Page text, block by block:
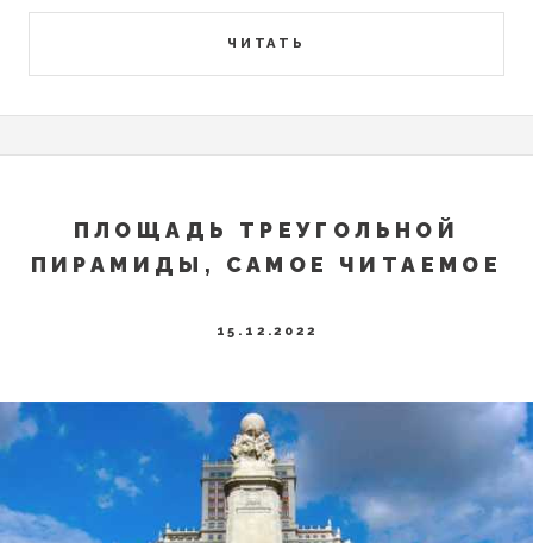
ЧИТАТЬ
ПЛОЩАДЬ ТРЕУГОЛЬНОЙ
ПИРАМИДЫ, САМОЕ ЧИТАЕМОЕ
15.12.2022